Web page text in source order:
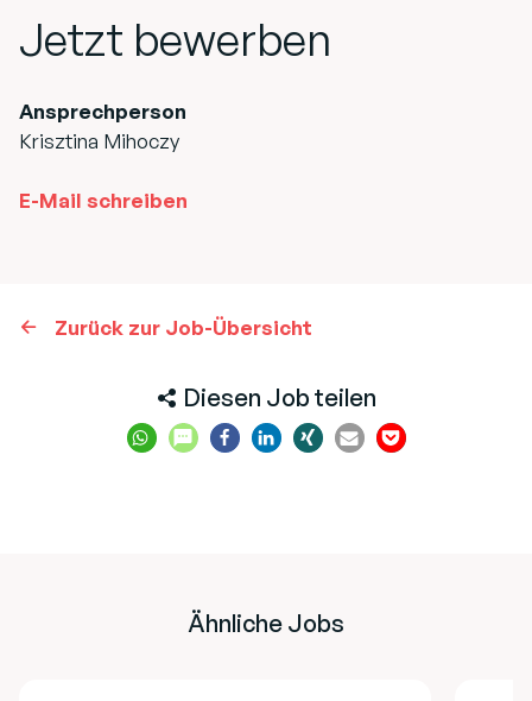
Jetzt bewerben
Ansprechperson
Krisztina Mihoczy
E-Mail schreiben
Zurück zur Job-Übersicht
Diesen Job teilen
Ähnliche Jobs